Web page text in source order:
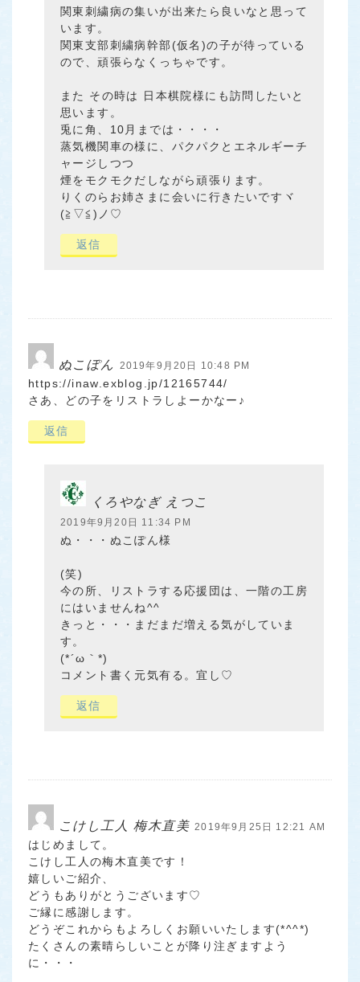
関東刺繍病の集いが出来たら良いなと思って
います。
関東支部刺繍病幹部(仮名)の子が待っている
ので、頑張らなくっちゃです。
また その時は 日本棋院様にも訪問したいと
思います。
兎に角、10月までは・・・・
蒸気機関車の様に、パクパクとエネルギーチ
ャージしつつ
煙をモクモクだしながら頑張ります。
りくのらお姉さまに会いに行きたいですヾ
(≧▽≦)ノ♡
返信
ぬこぽん 2019年9月20日 10:48 PM
https://inaw.exblog.jp/12165744/
さあ、どの子をリストラしよーかなー♪
返信
くろやなぎ えつこ
2019年9月20日 11:34 PM
ぬ・・・ぬこぽん様
(笑)
今の所、リストラする応援団は、一階の工房
にはいませんね^^
きっと・・・まだまだ増える気がしていま
す。
(*´ω｀*)
コメント書く元気有る。宜し♡
返信
こけし工人 梅木直美 2019年9月25日 12:21 AM
はじめまして。
こけし工人の梅木直美です！
嬉しいご紹介、
どうもありがとうございます♡
ご縁に感謝します。
どうぞこれからもよろしくお願いいたします(*^^*)
たくさんの素晴らしいことが降り注ぎますよう
に・・・